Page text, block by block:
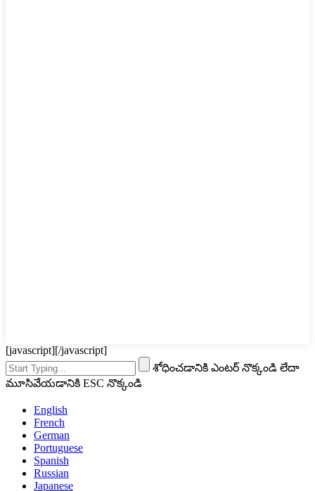
[javascript][/javascript]
శోధించడానికి ఎంటర్ నొక్కండి లేదా
మూసివేయడానికి ESC నొక్కండి
English
French
German
Portuguese
Spanish
Russian
Japanese